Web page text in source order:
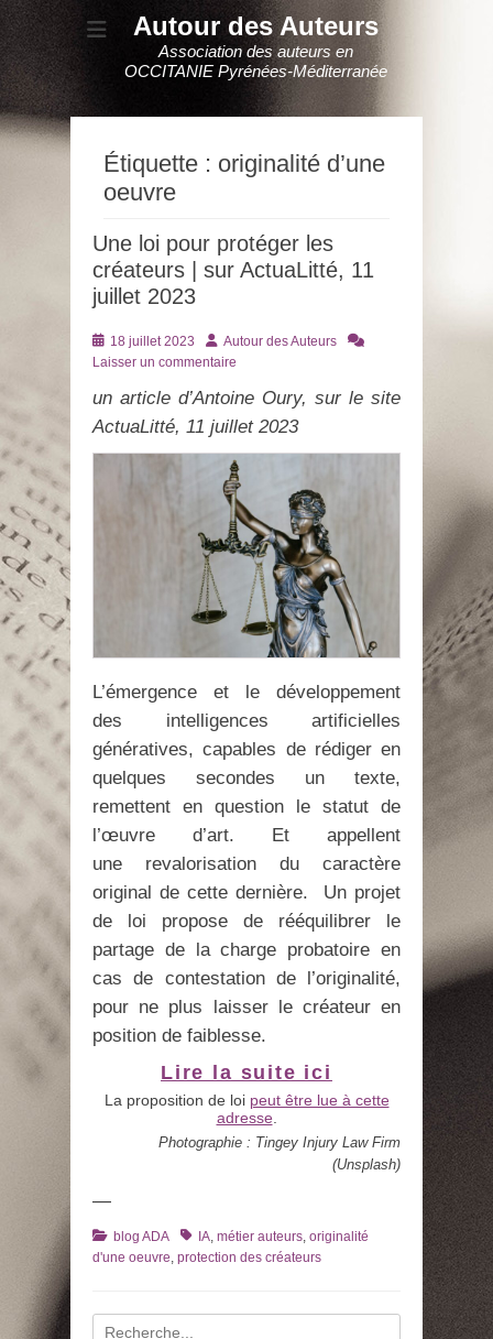
Autour des Auteurs
Association des auteurs en
OCCITANIE Pyrénées-Méditerranée
Étiquette : originalité d’une
oeuvre
Une loi pour protéger les
créateurs | sur ActuaLitté, 11
juillet 2023
Posté
le
18 juillet 2023 AuteurAutour des Auteurs
Laisser un commentaire
un article d’Antoine Oury, sur le site
ActuaLitté, 11 juillet 2023
L’émergence et le développement
des intelligences artificielles
génératives, capables de rédiger en
quelques secondes un texte,
remettent en question le statut de
l’œuvre d’art. Et appellent
une revalorisation du caractère
original de cette dernière. Un projet
de loi propose de rééquilibrer le
partage de la charge probatoire en
cas de contestation de l’originalité,
pour ne plus laisser le créateur en
position de faiblesse.
Lire la suite ici
La proposition de loi peut être lue à cette
adresse.
Photographie : Tingey Injury Law Firm
(Unsplash)
—
Catégories
blog ADA TagsIA, métier auteurs, originalité
d'une oeuvre, protection des créateurs
Recherche